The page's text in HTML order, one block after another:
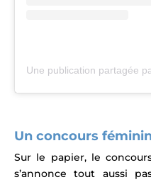
Un concours
Sur le papier, le
s’annonce tout aussi